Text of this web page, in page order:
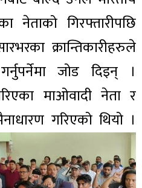
नेताको गिरफ्तारीपछि
क्रान्तिकारीहरुले
जोड दिइन् ।
माओवादी नेता र
गरिएको थियो ।